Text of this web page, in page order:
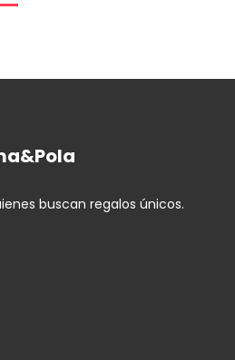
buscan regalos únicos.